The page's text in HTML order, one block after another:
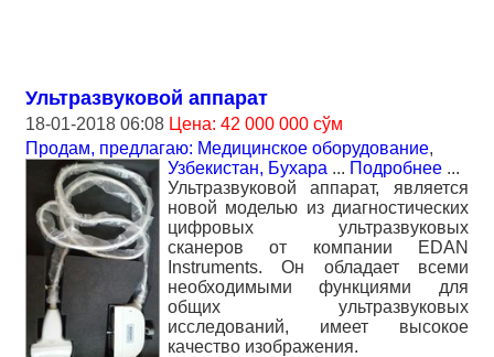
Ультразвуковой аппарат
18-01-2018 06:08 Цена: 42 000 000 сўм
Продам, предлагаю: Медицинское оборудование,
Узбекистан, Бухара ... Подробнее ...
Ультразвуковой аппарат, является
новой моделью из диагностических
цифровых ультразвуковых
сканеров от компании EDAN
Instruments. Он обладает всеми
необходимыми функциями для
общих ультразвуковых
исследований, имеет высокое
качество изображения.